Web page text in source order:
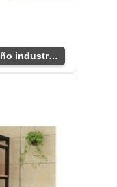
Estante suspendido de diseño industrial para cocina